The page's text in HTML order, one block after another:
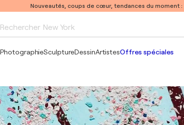
Nouveautés, coups de cœur, tendances du moment :
Rechercher New York
Pablo Picasso
PhotographieSculptureDessinArtistesOffres spéciales